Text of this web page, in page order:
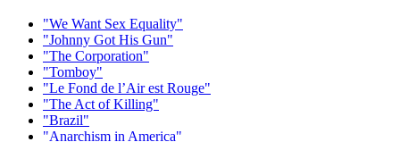
"We Want Sex Equality"
"Johnny Got His Gun"
"The Corporation"
"Tomboy"
"Le Fond de l’Air est Rouge"
"The Act of Killing"
"Brazil"
"Anarchism in America"